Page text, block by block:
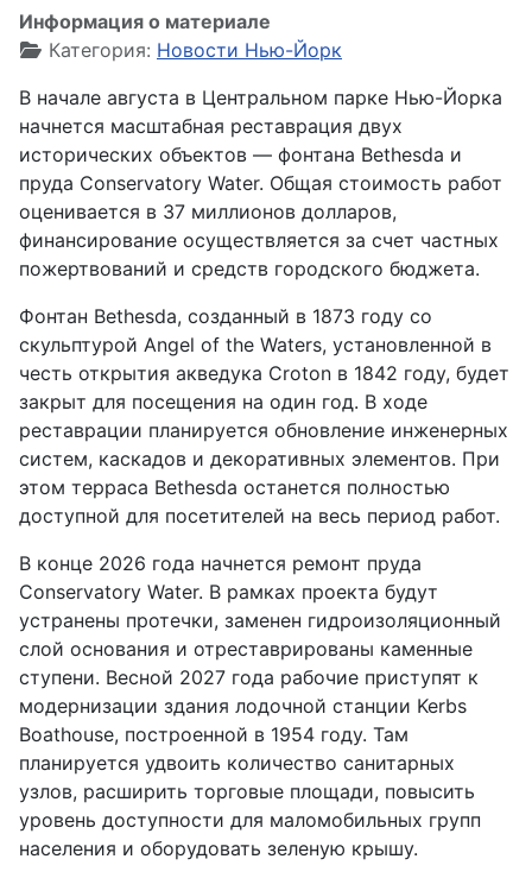
Информация о материале
Категория: Новости Нью-Йорк
В начале августа в Центральном парке Нью-Йорка
начнется масштабная реставрация двух
исторических объектов — фонтана Bethesda и
пруда Conservatory Water. Общая стоимость работ
оценивается в 37 миллионов долларов,
финансирование осуществляется за счет частных
пожертвований и средств городского бюджета.
Фонтан Bethesda, созданный в 1873 году со
скульптурой Angel of the Waters, установленной в
честь открытия акведука Croton в 1842 году, будет
закрыт для посещения на один год. В ходе
реставрации планируется обновление инженерных
систем, каскадов и декоративных элементов. При
этом терраса Bethesda останется полностью
доступной для посетителей на весь период работ.
В конце 2026 года начнется ремонт пруда
Conservatory Water. В рамках проекта будут
устранены протечки, заменен гидроизоляционный
слой основания и отреставрированы каменные
ступени. Весной 2027 года рабочие приступят к
модернизации здания лодочной станции Kerbs
Boathouse, построенной в 1954 году. Там
планируется удвоить количество санитарных
узлов, расширить торговые площади, повысить
уровень доступности для маломобильных групп
населения и оборудовать зеленую крышу.